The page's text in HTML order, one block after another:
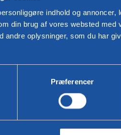
indhold og
din brug af vores websted
andre oplysninger, som du har
Præferencer
Æblegrøn